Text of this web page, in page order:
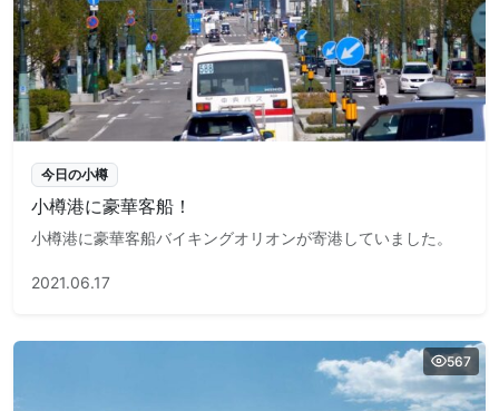
今日の小樽
小樽港に豪華客船！
小樽港に豪華客船バイキングオリオンが寄港していました。
2021.06.17
567